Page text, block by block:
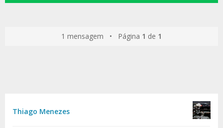
1 mensagem • Página 1 de 1
Thiago Menezes